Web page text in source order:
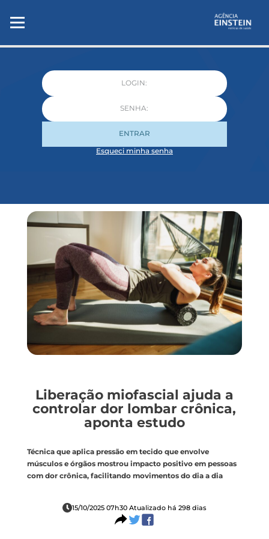
ENTRAR
Esqueci minha senha
Liberação miofascial ajuda a
controlar dor lombar crônica,
aponta estudo
Técnica que aplica pressão em tecido que envolve
músculos e órgãos mostrou impacto positivo em pessoas
com dor crônica, facilitando movimentos do dia a dia
15/10/2025 07h30 Atualizado há 298 dias